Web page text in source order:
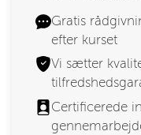
Gratis
efter kurset
Vi sætter
Certificerede